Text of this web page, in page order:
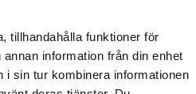
tillhandahålla funktioner för
information från din enhet
sin tur kombinera informationen
399 kr